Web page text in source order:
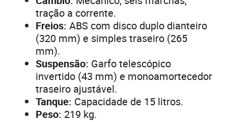
tração a corrente.
Freios: ABS com disco duplo dianteiro
(320 mm) e simples traseiro (265
mm).
Suspensão: Garfo telescópico
invertido (43 mm) e monoamortecedor
traseiro ajustável.
Tanque: Capacidade de 15 litros.
Peso: 219 kg.